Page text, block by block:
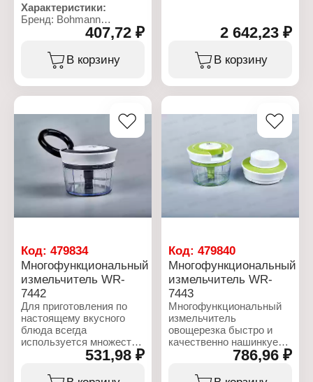
Характеристики:
Бренд: Bohmann
Артикул: ВН-02-514
Тип товара: Контейнер
пищевой
Назначение: для
Форма: квадратный
Использование в
посудомоечной машине:
Материал: силикон
Объем: 1 л
407,72 ₽
В корзину
Диаметр: 32 см
Комплектация: с
крышкой, воронкой-
дозатором
антипригарное покрытие
Тип варочной
посудомоечной машине:
Материал: чугун
2 642,23 ₽
В корзину
Код: 479834
Многофункциональный
измельчитель WR-
7442
Для приготовления по
настоящему вкусного
блюда всегда
используется множество
Измельчитель кухонный
531,98 ₽
Код:479840
Многофункциональный
измельчитель WR-
7443
Многофункциональный
измельчитель
овощерезка быстро и
качественно нашинкует
овощи и фрукты
способами!
786,96 ₽